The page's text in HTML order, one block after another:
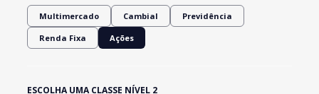
Multimercado Cambial Previdência
Renda Fixa Ações
ESCOLHA UMA CLASSE NÍVEL 2